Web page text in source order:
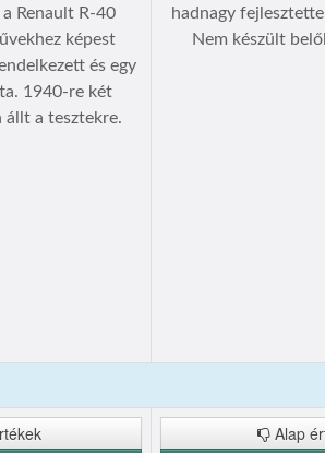
Renault R-40
képest
és egy
1940-re két
állt a tesztekre.
hadnagy
Nem készült
Alap